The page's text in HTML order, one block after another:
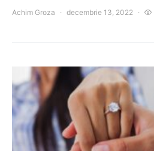
Achim Groza decembrie 13, 2022